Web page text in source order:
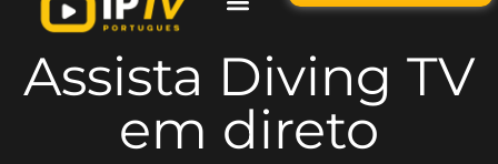
Assista Diving TV
em direto